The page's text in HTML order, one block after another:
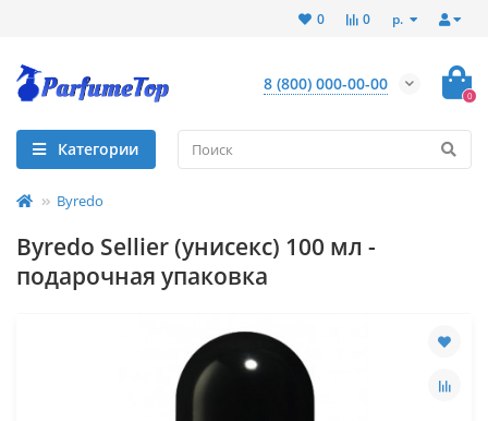
р.
0
0
8 (800) 000-00-00
0
Категории
Byredo
Byredo Sellier (унисекс) 100 мл -
подарочная упаковка